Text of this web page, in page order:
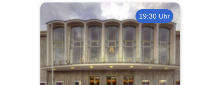
19:30 Uhr